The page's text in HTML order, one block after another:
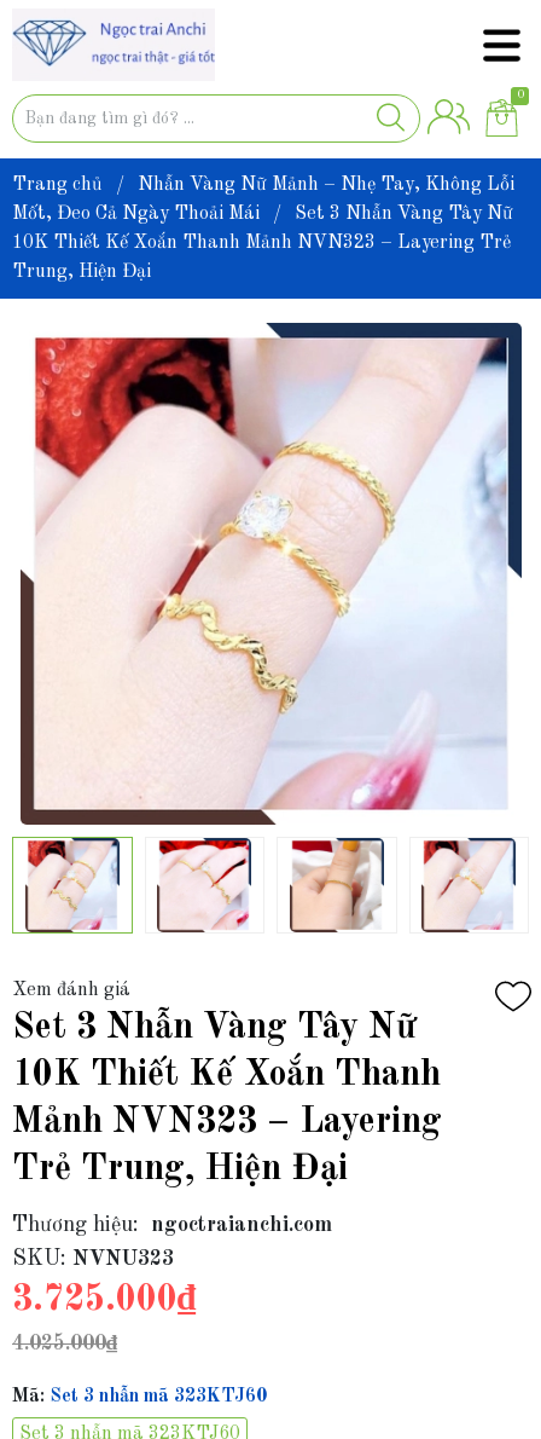
0
Trang chủ /
Nhẫn Vàng Nữ Mảnh – Nhẹ Tay, Không Lỗi
Mốt, Đeo Cả Ngày Thoải Mái
/
Set 3 Nhẫn Vàng Tây Nữ
10K Thiết Kế Xoắn Thanh Mảnh NVN323 – Layering Trẻ
Trung, Hiện Đại
Xem đánh giá
Set 3 Nhẫn Vàng Tây Nữ
10K Thiết Kế Xoắn Thanh
Mảnh NVN323 – Layering
Trẻ Trung, Hiện Đại
Thương hiệu:
ngoctraianchi.com
SKU: NVNU323
3.725.000₫
4.025.000₫
Mã: Set 3 nhẫn mã 323KTJ60
Set 3 nhẫn mã 323KTJ60